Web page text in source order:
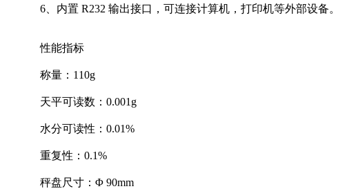
6、内置 R232 输出接口，可连接计算机，打印机等外部设备。
性能指标
称量：110g
天平可读数：0.001g
水分可读性：0.01%
重复性：0.1%
秤盘尺寸：Φ 90mm